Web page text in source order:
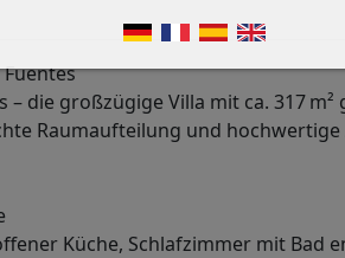
die großzügige Villa mit ca. 317
Raumaufteilung und hochwertige
Küche, Schlafzimmer mit Bad